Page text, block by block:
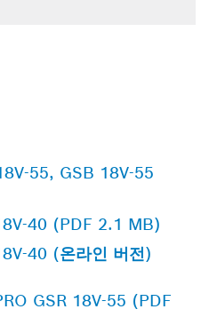
55, GSB 18V-55
40 (PDF 2.1 MB)
40 (온라인 버전)
GSR 18V-55 (PDF